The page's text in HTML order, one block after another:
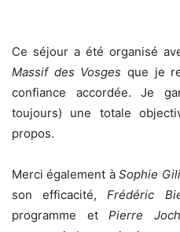
Ce séjour a été organisé
Massif des Vosges que je
confiance accordée. Je
toujours) une totale
propos.
Merci également àSophie
son efficacité,Frédéric
programme etPierre